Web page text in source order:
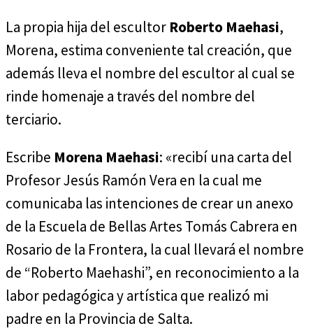
La propia hija del escultor Roberto Maehasi,
Morena, estima conveniente tal creación, que
además lleva el nombre del escultor al cual se
rinde homenaje a través del nombre del
terciario.
Escribe Morena Maehasi: «recibí una carta del
Profesor Jesús Ramón Vera en la cual me
comunicaba las intenciones de crear un anexo
de la Escuela de Bellas Artes Tomás Cabrera en
Rosario de la Frontera, la cual llevará el nombre
de “Roberto Maehashi”, en reconocimiento a la
labor pedagógica y artística que realizó mi
padre en la Provincia de Salta.